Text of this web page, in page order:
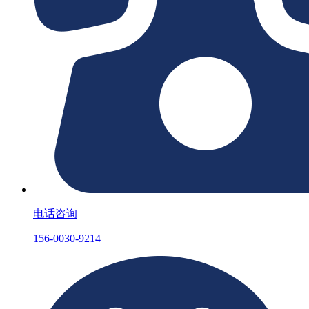
电话咨询
156-0030-9214